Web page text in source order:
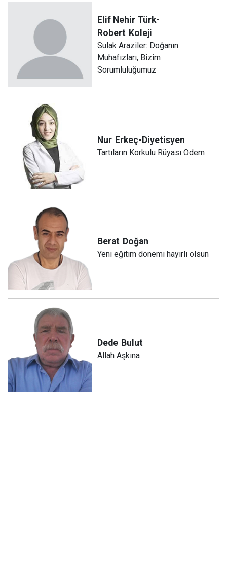
Elif Nehir Türk-
Robert Koleji
Sulak Araziler: Doğanın
Muhafızları, Bizim
Sorumluluğumuz
Nur Erkeç-Diyetisyen
Tartıların Korkulu Rüyası Ödem
Berat Doğan
Yeni eğitim dönemi hayırlı olsun
Dede Bulut
Allah Aşkına